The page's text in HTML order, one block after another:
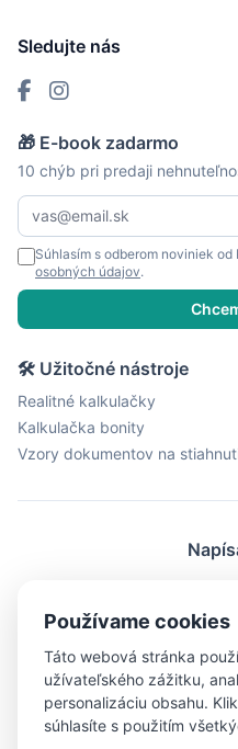
Sledujte nás
🎁 E-book zadarmo
10 chýb pri predaji
Súhlasím s odberom noviniek od
osobných údajov.
🛠 Užitočné nástroje
Realitné kalkulačky
Kalkulačka bonity
Vzory dokumentov na
Objektiv24.cz
Používame cookies
Táto webová stránka
užívateľského zážitku,
personalizáciu obsahu.
súhlasíte s použitím